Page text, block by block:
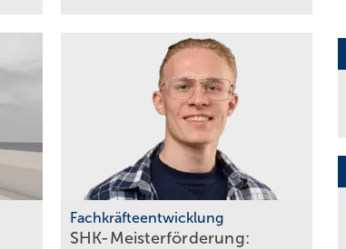
Fachkräfteentwicklung
SHK-Meisterförderung: